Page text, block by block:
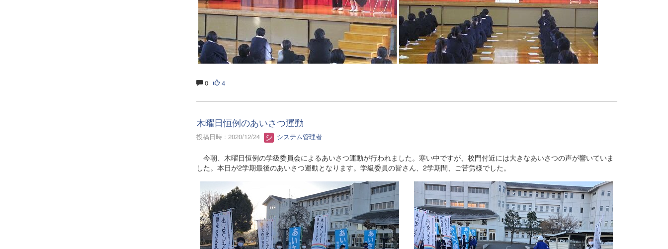
0 4
木曜日恒例のあいさつ運動
投稿日時 : 2020/12/24 システム管理者
今朝、木曜日恒例の学級委員会によるあいさつ運動が行われました。寒い中ですが、校門付近には大きなあいさつの声が響いていま
した。本日が2学期最後のあいさつ運動となります。学級委員の皆さん、2学期間、ご苦労様でした。